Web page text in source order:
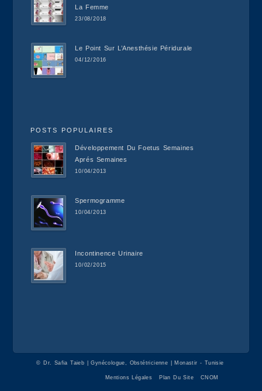
La Femme
23/08/2018
Le Point Sur L’Anesthésie Péridurale
04/12/2016
POSTS POPULAIRES
Développement Du Foetus Semaines
Aprés Semaines
10/04/2013
Spermogramme
10/04/2013
Incontinence Urinaire
10/02/2015
© Dr. Safia Taieb | Gynécologue, Obstétricienne | Monastir - Tunisie
Mentions Légales Plan Du Site CNOM